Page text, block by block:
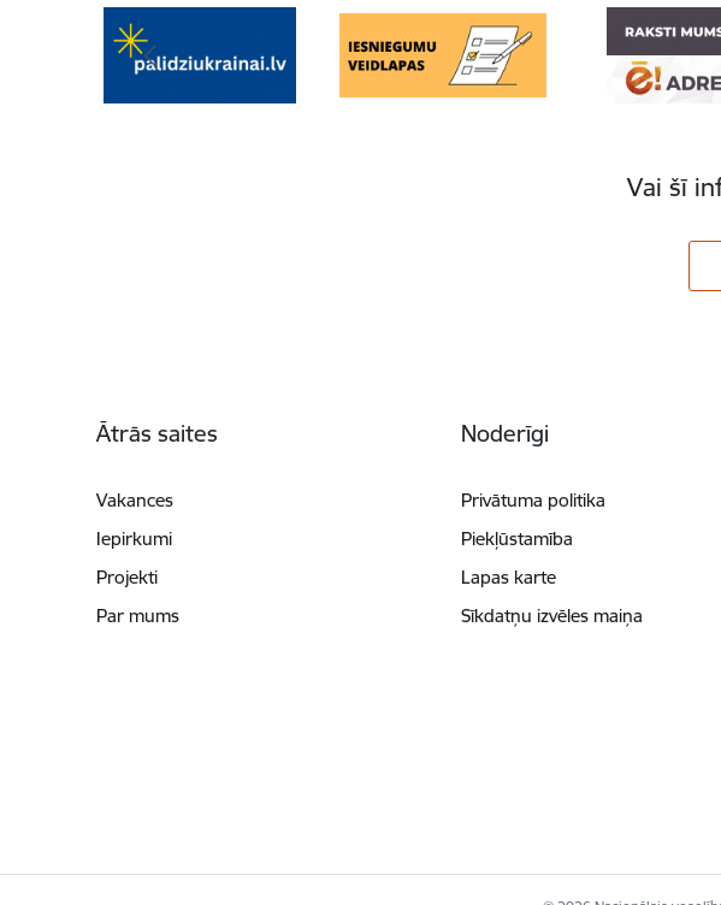
Vai šī
Ātrās saites
Vakances
Iepirkumi
Projekti
Par mums
Noderīgi
Privātuma politika
Piekļūstamība
Lapas karte
Sīkdatņu izvēles maiņa